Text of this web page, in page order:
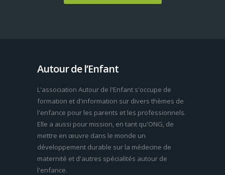
Autour de l’Enfant
L'association Autour de l'Enfant s'occupe de
formation et d'information sur divers thèmes de
l'enfance pour les parents et les professionnels.
Elle a aussi pour mission, en tant qu'ONG, de
mettre en œuvre dans le monde un
développement durable sur la médecine de
maternité et d'autres spécialités autour de
l'enfance.